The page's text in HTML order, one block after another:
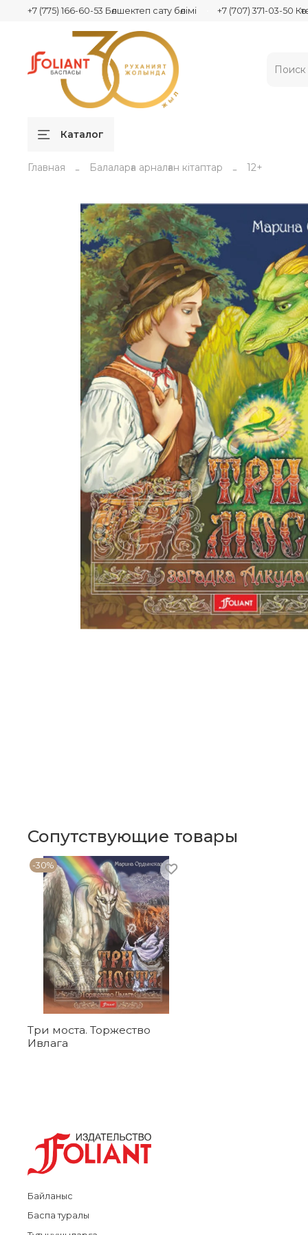
+7 (775) 166-60-53 Бөлшектеп сату бөлімі +7 (707) 371-03-50
Каталог
Главная Балаларға арналған кітаптар 12+
Сопутствующие товары
-30%
Три моста. Торжество
Ивлага
Байланыс
Баспа туралы